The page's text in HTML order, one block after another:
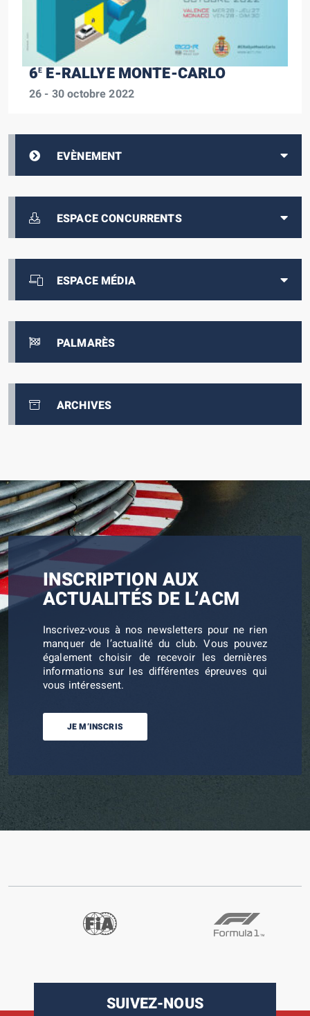
6EE-RALLYE MONTE-CARLO
26 - 30 octobre 2022
EVÈNEMENT
ESPACE CONCURRENTS
ESPACE MÉDIA
PALMARÈS
ARCHIVES
INSCRIPTION AUX
ACTUALITÉS DE L’ACM
Inscrivez-vous à nos newsletters pour ne rien
manquer de l’actualité du club. Vous pouvez
également choisir de recevoir les dernières
informations sur les différentes épreuves qui
vous intéressent.
JE M’INSCRIS
SUIVEZ-NOUS